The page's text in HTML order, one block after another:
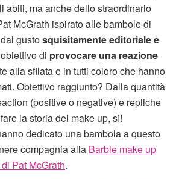
abiti, ma anche dello straordinario
McGrath ispirato alle bambole di
gustosquisitamente editoriale e
di provocare una reazione
alla sfilata e in tutti coloro che hanno
Obiettivo raggiunto? Dalla quantità
(positive o negative) e repliche
la storia del make up, sì!
dedicato una bambola a questo
compagnia alla Barbie make up
Pat McGrath.